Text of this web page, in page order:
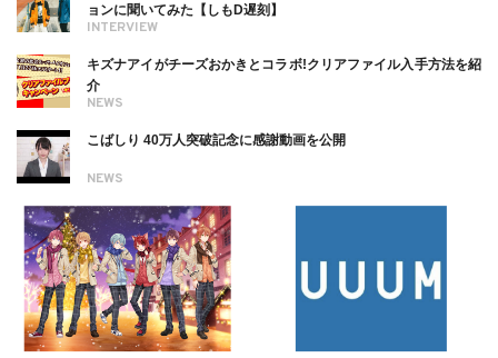
INTERVIEW
ョンに聞いてみた【しもD遅刻】
NEWS
キズナアイがチーズおかきとコラボ!クリアファイル入手方法を紹
介
NEWS
こばしり 40万人突破記念に感謝動画を公開